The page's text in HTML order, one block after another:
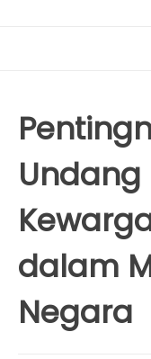
Undang
dalam
Negara